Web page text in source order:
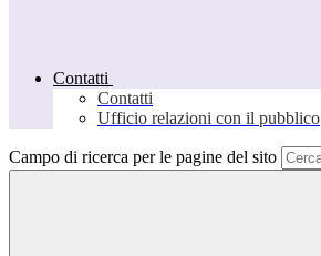
Contatti
Contatti
Ufficio relazioni con il pubblico
Campo di ricerca per le pagine del sito